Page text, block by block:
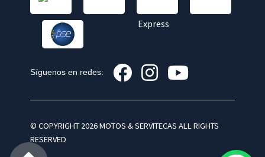
Síguenos en redes:
© COPYRIGHT 2026 MOTOS & SERVITECAS ALL RIGHTS
RESERVED